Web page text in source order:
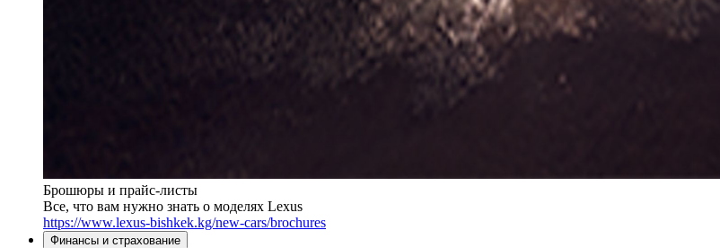
Брошюры и прайс-листы
Все, что вам нужно знать о моделях Lexus
https://www.lexus-bishkek.kg/new-cars/brochures
Финансы и страхование